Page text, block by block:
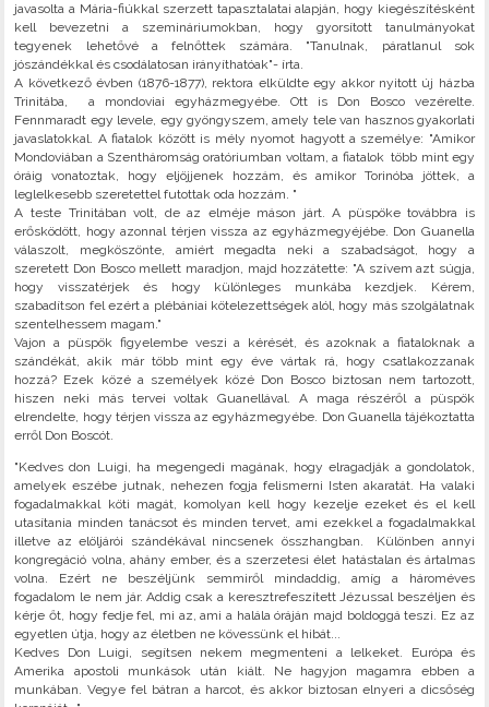
javasolta a Mária-fiúkkal szerzett tapasztalatai alapján, hogy kiegészítésként
kell bevezetni a szemináriumokban, hogy gyorsított tanulmányokat
tegyenek lehetővé a felnőttek számára. "Tanulnak, páratlanul sok
jószándékkal és csodálatosan irányíthatóak"- írta.
A következő évben (1876-1877), rektora elküldte egy akkor nyitott új házba
Trinitába, a mondoviai egyházmegyébe. Ott is Don Bosco vezérelte.
Fennmaradt egy levele, egy gyöngyszem, amely tele van hasznos gyakorlati
javaslatokkal. A fiatalok között is mély nyomot hagyott a személye: "Amikor
Mondoviában a Szentháromság oratóriumban voltam, a fiatalok több mint egy
óráig vonatoztak, hogy eljöjjenek hozzám, és amikor Torinóba jöttek, a
leglelkesebb szeretettel futottak oda hozzám. "
A teste Trinitában volt, de az elméje máson járt. A püspöke továbbra is
erősködött, hogy azonnal térjen vissza az egyházmegyéjébe. Don Guanella
válaszolt, megköszönte, amiért megadta neki a szabadságot, hogy a
szeretett Don Bosco mellett maradjon, majd hozzátette: "A szívem azt súgja,
hogy visszatérjek és hogy különleges munkába kezdjek. Kérem,
szabadítson fel ezért a plébániai kötelezettségek alól, hogy más szolgálatnak
szentelhessem magam."
Vajon a püspök figyelembe veszi a kérését, és azoknak a fiataloknak a
szándékát, akik már több mint egy éve vártak rá, hogy csatlakozzanak
hozzá? Ezek közé a személyek közé Don Bosco biztosan nem tartozott,
hiszen neki más tervei voltak Guanellával. A maga részéről a püspök
elrendelte, hogy térjen vissza az egyházmegyébe. Don Guanella tájékoztatta
erről Don Boscót.
"Kedves don Luigi, ha megengedi magának, hogy elragadják a gondolatok,
amelyek eszébe jutnak, nehezen fogja felismerni Isten akaratát. Ha valaki
fogadalmakkal köti magát, komolyan kell hogy kezelje ezeket és el kell
utasítania minden tanácsot és minden tervet, ami ezekkel a fogadalmakkal
illetve az elöljárói szándékával nincsenek összhangban. Különben annyi
kongregáció volna, ahány ember, és a szerzetesi élet hatástalan és ártalmas
volna. Ezért ne beszéljünk semmiről mindaddig, amíg a hároméves
fogadalom le nem jár. Addig csak a keresztrefeszített Jézussal beszéljen és
kérje őt, hogy fedje fel, mi az, ami a halála óráján majd boldoggá teszi. Ez az
egyetlen útja, hogy az életben ne kövessünk el hibát...
Kedves Don Luigi, segítsen nekem megmenteni a lelkeket. Európa és
Amerika apostoli munkások után kiált. Ne hagyjon magamra ebben a
munkában. Vegye fel bátran a harcot, és akkor biztosan elnyeri a dicsőség